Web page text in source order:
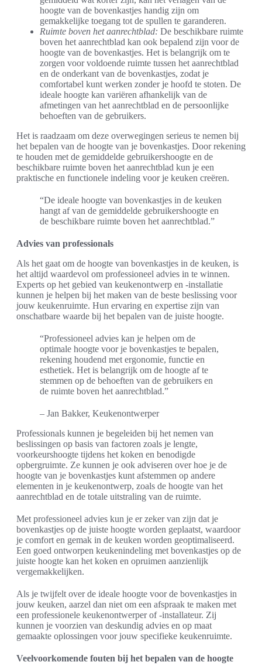
hoogte van de bovenkastjes handig zijn om
gemakkelijke toegang tot de spullen te garanderen.
Ruimte boven het aanrechtblad: De beschikbare ruimte
boven het aanrechtblad kan ook bepalend zijn voor de
hoogte van de bovenkastjes. Het is belangrijk om te
zorgen voor voldoende ruimte tussen het aanrechtblad
en de onderkant van de bovenkastjes, zodat je
comfortabel kunt werken zonder je hoofd te stoten. De
ideale hoogte kan variëren afhankelijk van de
afmetingen van het aanrechtblad en de persoonlijke
behoeften van de gebruikers.
Het is raadzaam om deze overwegingen serieus te nemen bij
het bepalen van de hoogte van je bovenkastjes. Door rekening
te houden met de gemiddelde gebruikershoogte en de
beschikbare ruimte boven het aanrechtblad kun je een
praktische en functionele indeling voor je keuken creëren.
“De ideale hoogte van bovenkastjes in de keuken
hangt af van de gemiddelde gebruikershoogte en
de beschikbare ruimte boven het aanrechtblad.”
Advies van professionals
Als het gaat om de hoogte van bovenkastjes in de keuken, is
het altijd waardevol om professioneel advies in te winnen.
Experts op het gebied van keukenontwerp en -installatie
kunnen je helpen bij het maken van de beste beslissing voor
jouw keukenruimte. Hun ervaring en expertise zijn van
onschatbare waarde bij het bepalen van de juiste hoogte.
“Professioneel advies kan je helpen om de
optimale hoogte voor je bovenkastjes te bepalen,
rekening houdend met ergonomie, functie en
esthetiek. Het is belangrijk om de hoogte af te
stemmen op de behoeften van de gebruikers en
de ruimte boven het aanrechtblad.”
– Jan Bakker, Keukenontwerper
Professionals kunnen je begeleiden bij het nemen van
beslissingen op basis van factoren zoals je lengte,
voorkeurshoogte tijdens het koken en benodigde
opbergruimte. Ze kunnen je ook adviseren over hoe je de
hoogte van je bovenkastjes kunt afstemmen op andere
elementen in je keukenontwerp, zoals de hoogte van het
aanrechtblad en de totale uitstraling van de ruimte.
Met professioneel advies kun je er zeker van zijn dat je
bovenkastjes op de juiste hoogte worden geplaatst, waardoor
je comfort en gemak in de keuken worden geoptimaliseerd.
Een goed ontworpen keukenindeling met bovenkastjes op de
juiste hoogte kan het koken en opruimen aanzienlijk
vergemakkelijken.
Als je twijfelt over de ideale hoogte voor de bovenkastjes in
jouw keuken, aarzel dan niet om een afspraak te maken met
een professionele keukenontwerper of -installateur. Zij
kunnen je voorzien van deskundig advies en op maat
gemaakte oplossingen voor jouw specifieke keukenruimte.
Veelvoorkomende fouten bij het bepalen van de hoogte